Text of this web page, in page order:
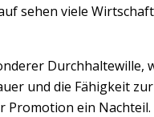
sehen viele
Durchhaltewille,
und die Fähigkeit
Promotion ein Nachteil.